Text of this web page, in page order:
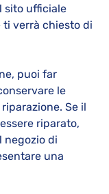
sito ufficiale
verrà chiesto di
puoi far
le
Se il
riparato,
negozio di
una